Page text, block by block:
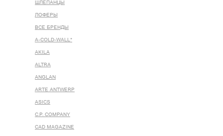
ШЛЕПАНЦЫ
ЛОФЕРЫ
ВСЕ БРЕНДЫ
A-COLD-WALL*
AKILA
ALTRA
ANGLAN
ARTE ANTWERP
ASICS
C.P. COMPANY
CAD MAGAZINE